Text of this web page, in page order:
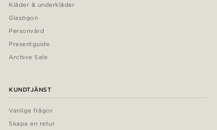
Kläder & underkläder
Glasögon
Personvård
Presentguide
Archive Sale
KUNDTJÄNST
Vanliga frågor
Skapa en retur